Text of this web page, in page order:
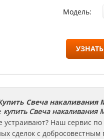
Модель:
Свеча накаливания
купить Свеча накаливания
устраивают? Наш сервис
сделок с